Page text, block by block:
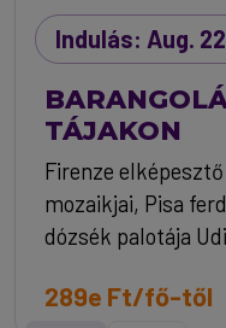
Indulás: Aug.
TÁJAKON
Firenze
mozaikjai, Pisa
dózsék palotája
289e Ft/fő-től